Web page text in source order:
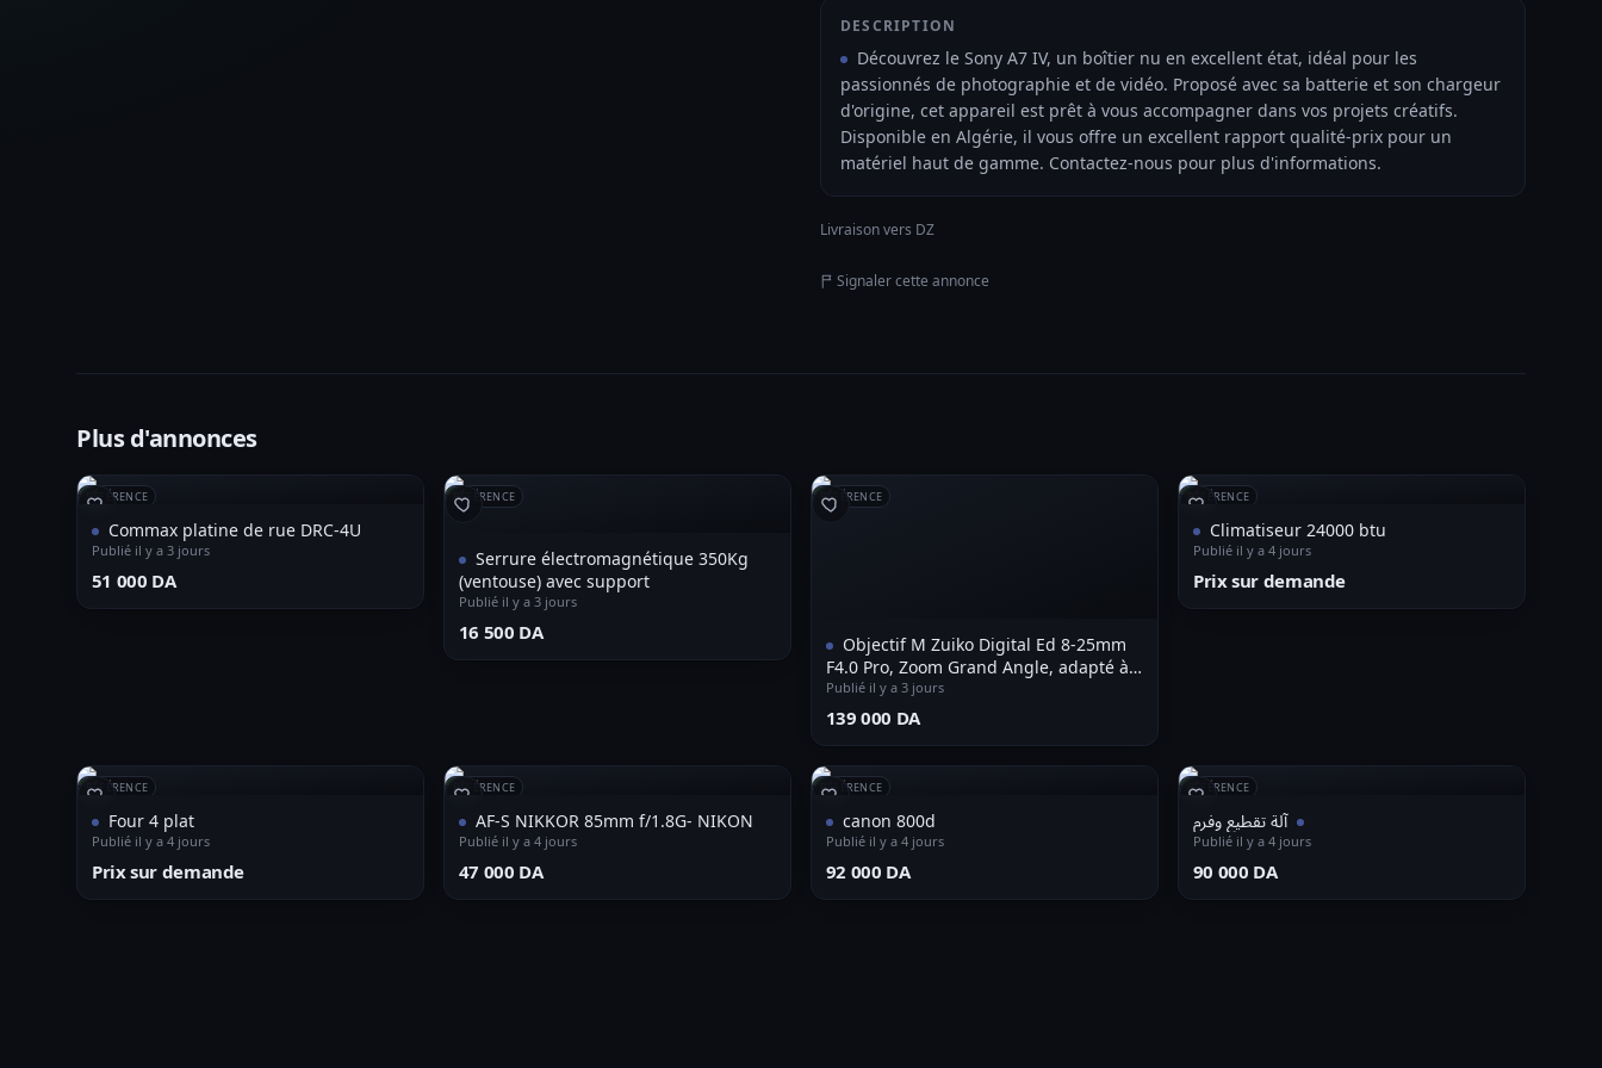
DESCRIPTION
Découvrez le Sony A7 IV, un boîtier nu en excellent état, idéal pour les
passionnés de photographie et de vidéo. Proposé avec sa batterie et son chargeur
d'origine, cet appareil est prêt à vous accompagner dans vos projets créatifs.
Disponible en Algérie, il vous offre un excellent rapport qualité-prix pour un
matériel haut de gamme. Contactez-nous pour plus d'informations.
Livraison vers DZ
Signaler cette annonce
Plus d'annonces
RÉFÉRENCE
Commax platine de rue DRC-4U
Publié il y a 3 jours
⁦51 000 DA⁩
RÉFÉRENCE
Serrure électromagnétique 350Kg
(ventouse) avec support
Publié il y a 3 jours
⁦16 500 DA⁩
RÉFÉRENCE
Objectif M Zuiko Digital Ed 8-25mm
F4.0 Pro, Zoom Grand Angle, adapté à
Tous Les appareils Photo MFT (modèles
Olympus Om-D et Pen, Panasonic G)
Publié il y a 3 jours
⁦139 000 DA⁩
RÉFÉRENCE
Climatiseur 24000 btu
Publié il y a 4 jours
Prix sur demande
RÉFÉRENCE
Four 4 plat
Publié il y a 4 jours
Prix sur demande
RÉFÉRENCE
AF-S NIKKOR 85mm f/1.8G- NIKON
Publié il y a 4 jours
⁦47 000 DA⁩
RÉFÉRENCE
canon 800d
Publié il y a 4 jours
⁦92 000 DA⁩
RÉFÉRENCE
آلة تقطيع وفرم
Publié il y a 4 jours
⁦90 000 DA⁩